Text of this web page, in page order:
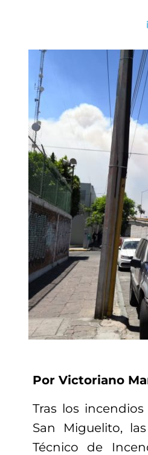
Por Victoriano
Tras los
San Miguelito,
Técnico de